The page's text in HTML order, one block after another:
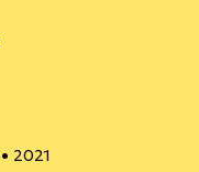
• 2021